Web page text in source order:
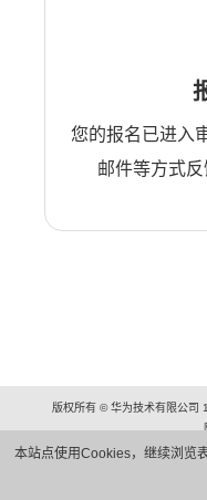
本站点使用Cookies，继续浏览
您的报名已进入
邮件等方式反
版权所有 © 华为技术有限公司